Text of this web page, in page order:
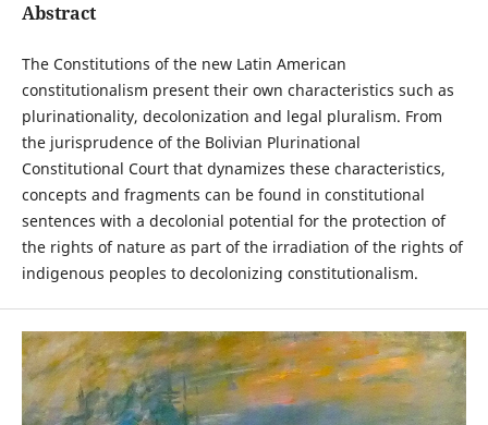
Abstract
The Constitutions of the new Latin American
constitutionalism present their own characteristics such as
plurinationality, decolonization and legal pluralism. From
the jurisprudence of the Bolivian Plurinational
Constitutional Court that dynamizes these characteristics,
concepts and fragments can be found in constitutional
sentences with a decolonial potential for the protection of
the rights of nature as part of the irradiation of the rights of
indigenous peoples to decolonizing constitutionalism.